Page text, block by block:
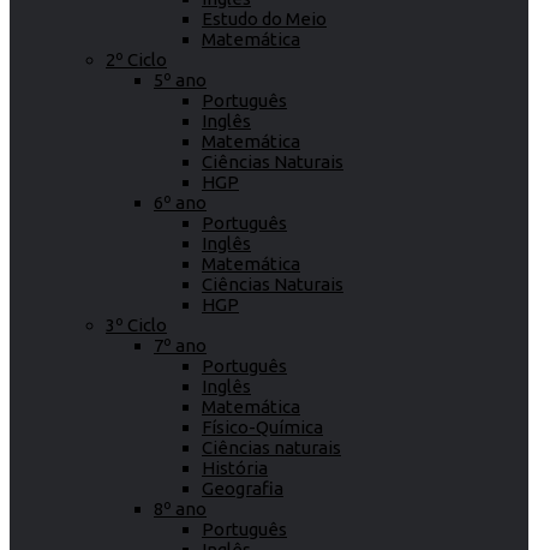
Estudo do Meio
Matemática
2º Ciclo
5º ano
Português
Inglês
Matemática
Ciências Naturais
HGP
6º ano
Português
Inglês
Matemática
Ciências Naturais
HGP
3º Ciclo
7º ano
Português
Inglês
Matemática
Físico-Química
Ciências naturais
História
Geografia
8º ano
Português